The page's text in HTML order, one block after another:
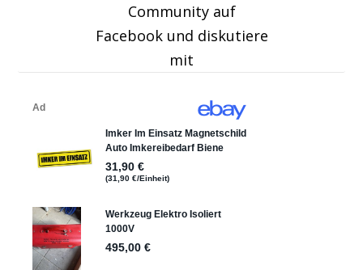
Community auf
Facebook und diskutiere
mit